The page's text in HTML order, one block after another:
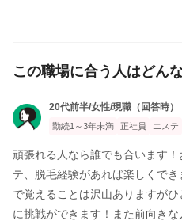
この職場に合う人はどん
20代前半/女性/現職（回答時）
勤続1～3年未満
正社員 エステ
頑張れる人なら誰でも合います
テ、脱毛経験があれば楽しくで
で覚えることは沢山ありますが
に挑戦ができます！また前向きな